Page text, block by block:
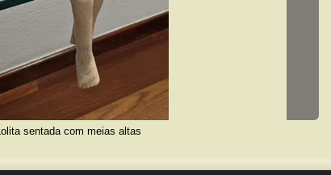
Lolita sentada com meias altas